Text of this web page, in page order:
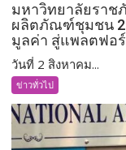
มหาวิทยาลัยราช
ผลิตภัณฑ์ชุมชน
มูลค่า สู่แพลตฟอ
วันที่ 2 สิงหาคม...
ข่าวทั่วไป